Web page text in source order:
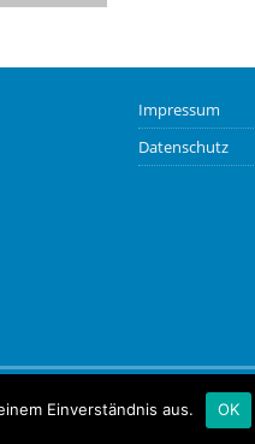
Impressum
Datenschutz
Einverständnis aus. OK